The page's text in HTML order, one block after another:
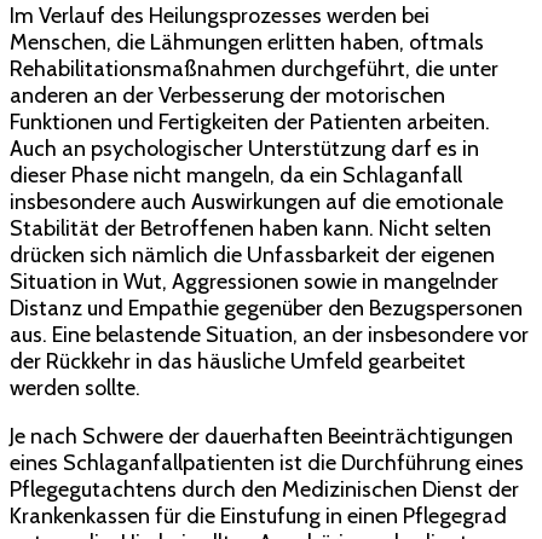
Im Verlauf des Heilungsprozesses werden bei
Menschen, die Lähmungen erlitten haben, oftmals
Rehabilitationsmaßnahmen durchgeführt, die unter
anderen an der Verbesserung der motorischen
Funktionen und Fertigkeiten der Patienten arbeiten.
Auch an psychologischer Unterstützung darf es in
dieser Phase nicht mangeln, da ein Schlaganfall
insbesondere auch Auswirkungen auf die emotionale
Stabilität der Betroffenen haben kann. Nicht selten
drücken sich nämlich die Unfassbarkeit der eigenen
Situation in Wut, Aggressionen sowie in mangelnder
Distanz und Empathie gegenüber den Bezugspersonen
aus. Eine belastende Situation, an der insbesondere vor
der Rückkehr in das häusliche Umfeld gearbeitet
werden sollte.
Je nach Schwere der dauerhaften Beeinträchtigungen
eines Schlaganfallpatienten ist die Durchführung eines
Pflegegutachtens durch den Medizinischen Dienst der
Krankenkassen für die Einstufung in einen Pflegegrad